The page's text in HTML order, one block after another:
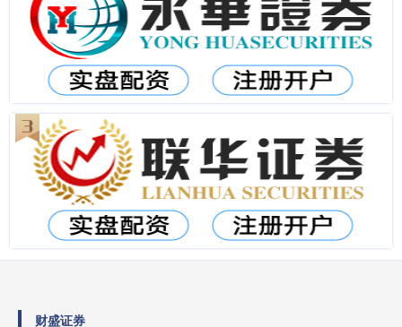
财盛证券